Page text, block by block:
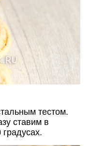
тестом.
ставим в